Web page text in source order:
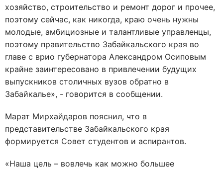
хозяйство, строительство и ремонт дорог и прочее,
поэтому сейчас, как никогда, краю очень нужны
молодые, амбициозные и талантливые управленцы,
поэтому правительство Забайкальского края во
главе с врио губернатора Александром Осиповым
крайне заинтересовано в привлечении будущих
выпускников столичных вузов обратно в
Забайкалье», - говорится в сообщении.
Марат Мирхайдаров пояснил, что в
представительстве Забайкальского края
формируется Совет студентов и аспирантов.
«Наша цель – вовлечь как можно большее